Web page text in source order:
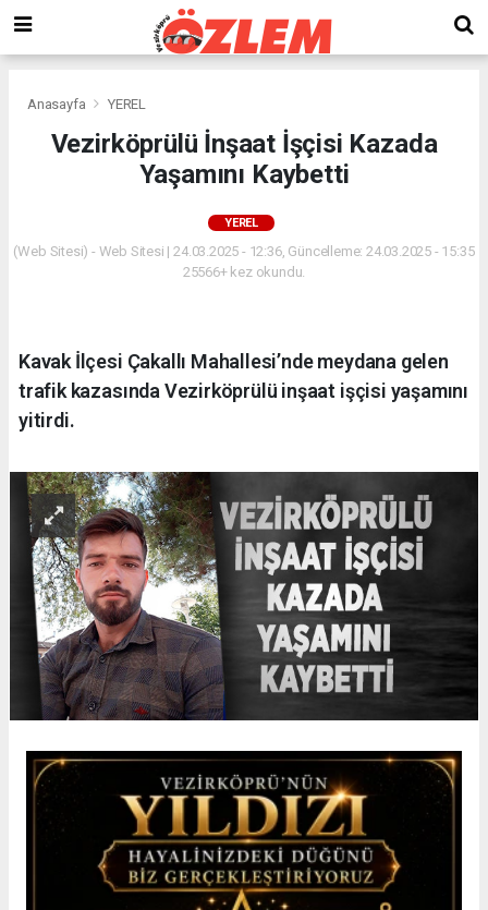
Anasayfa YEREL
Vezirköprülü İnşaat İşçisi Kazada
Yaşamını Kaybetti
YEREL
(Web Sitesi) - Web Sitesi | 24.03.2025 - 12:36, Güncelleme: 24.03.2025 - 15:35
25566+ kez okundu.
Kavak İlçesi Çakallı Mahallesi’nde meydana gelen
trafik kazasında Vezirköprülü inşaat işçisi yaşamını
yitirdi.